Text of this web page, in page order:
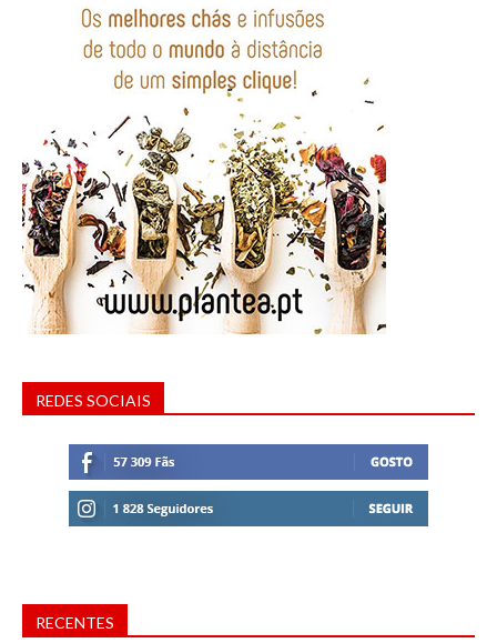
REDES SOCIAIS
RECENTES